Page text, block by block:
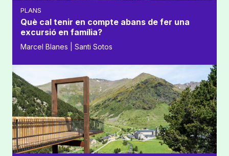
PLANS
Què cal tenir en compte abans de fer una
excursió en família?
Marcel Blanes | Santi Sotos